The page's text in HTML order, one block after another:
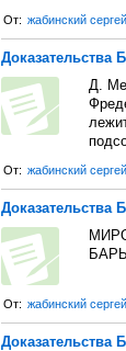
От: жабинский сергей
Доказательства
Д.
От: жабинский сергей
Доказательства
От: жабинский сергей
Доказательства